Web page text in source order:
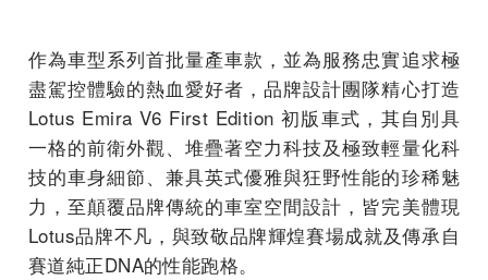
作為車型系列首批量產車款，並為服務忠實追求極
盡駕控體驗的熱血愛好者，品牌設計團隊精心打造
Lotus Emira V6 First Edition 初版車式，其自別具
一格的前衛外觀、堆疊著空力科技及極致輕量化科
技的車身細節、兼具英式優雅與狂野性能的珍稀魅
力，至顛覆品牌傳統的車室空間設計，皆完美體現
Lotus品牌不凡，與致敬品牌輝煌賽場成就及傳承自
賽道純正DNA的性能跑格。